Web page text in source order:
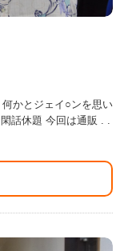
かとジェイ○ンを思い
話休題 今回は通販 . .